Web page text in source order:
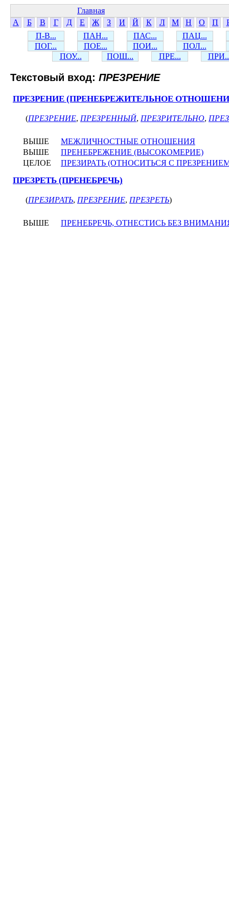
Главная
А
Б В Г Д Е Ж З И Й К Л М Н О П
П-В...
ПАН... ПАС...
ПАЦ...
ПОГ...
ПОЕ... ПОИ...
ПОЛ...
ПОУ...
ПОШ... ПРЕ...
Текстовый вход: ПРЕЗРЕНИЕ
ПРЕЗРЕНИЕ (ПРЕНЕБРЕЖИТЕЛЬНОЕ
(ПРЕЗРЕНИЕ, ПРЕЗРЕННЫЙ, ПРЕЗРИТЕЛЬНО,
ВЫШЕ
МЕЖЛИЧНОСТНЫЕ ОТНОШЕНИЯ
ВЫШЕ
ПРЕНЕБРЕЖЕНИЕ (ВЫСОКОМЕРИЕ)
ЦЕЛОЕ
ПРЕЗИРАТЬ (ОТНОСИТЬСЯ С
ПРЕЗРЕТЬ (ПРЕНЕБРЕЧЬ)
(ПРЕЗИРАТЬ, ПРЕЗРЕНИЕ, ПРЕЗРЕТЬ)
ВЫШЕ ПРЕНЕБРЕЧЬ, ОТНЕСТИСЬ БЕЗ